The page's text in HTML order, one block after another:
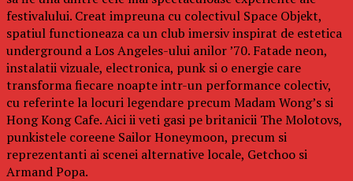
festivalului. Creat impreuna cu colectivul Space Objekt,
spatiul functioneaza ca un club imersiv inspirat de estetica
underground a Los Angeles-ului anilor ’70. Fatade neon,
instalatii vizuale, electronica, punk si o energie care
transforma fiecare noapte intr-un performance colectiv,
cu referinte la locuri legendare precum Madam Wong’s si
Hong Kong Cafe. Aici ii veti gasi pe britanicii The Molotovs,
punkistele coreene Sailor Honeymoon, precum si
reprezentanti ai scenei alternative locale, Getchoo si
Armand Popa.